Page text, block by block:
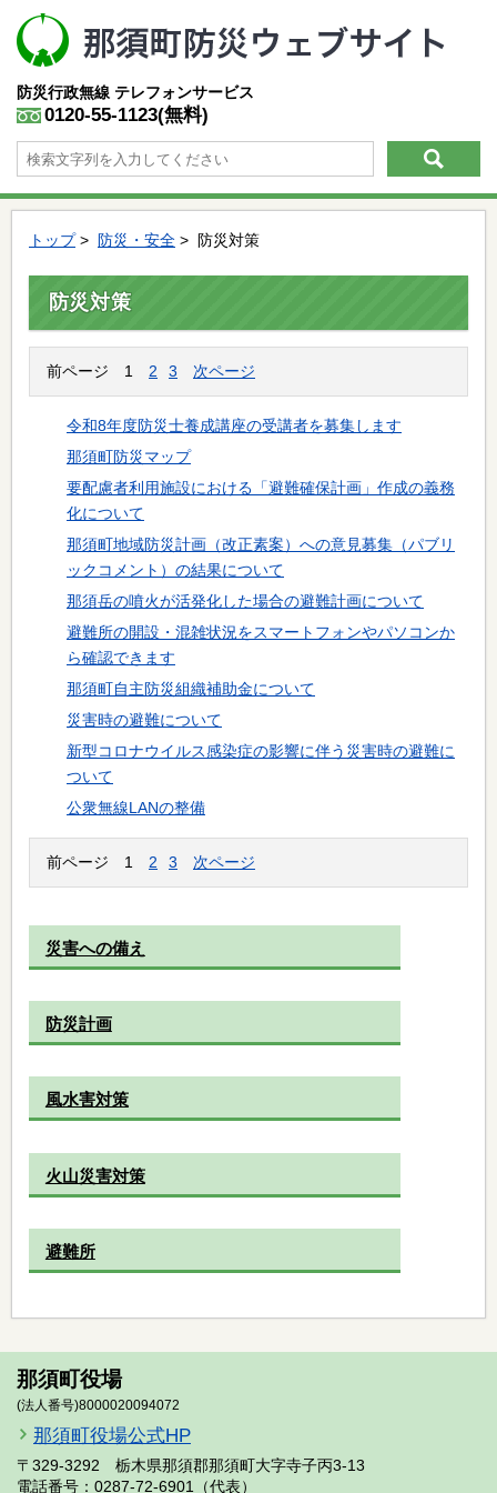
防災行政無線 テレフォンサービス
0120-55-1123(無料)
トップ> 防災・安全 > 防災対策
防災対策
前ページ 1 2 3 次ページ
令和8年度防災士養成講座の受講者を募集します
那須町防災マップ
要配慮者利用施設における「避難確保計画」作成の義務
化について
那須町地域防災計画（改正素案）への意見募集（パブリ
ックコメント）の結果について
那須岳の噴火が活発化した場合の避難計画について
避難所の開設・混雑状況をスマートフォンやパソコンか
ら確認できます
那須町自主防災組織補助金について
災害時の避難について
新型コロナウイルス感染症の影響に伴う災害時の避難に
ついて
公衆無線LANの整備
前ページ 1 2 3 次ページ
災害への備え
防災計画
風水害対策
火山災害対策
避難所
那須町役場
(法人番号)8000020094072
那須町役場公式HP
〒329-3292 栃木県那須郡那須町大字寺子丙3-13
電話番号：0287-72-6901（代表）